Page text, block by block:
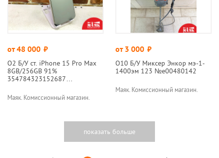
от 48 000 руб.
О2 Б/У ст. iPhone 15 Pro Max
8GB/256GB 91%
354784323152687
Маяк. Комиссионный магазин.
от 3 000 руб.
О10 Б/У Миксер Энкор мэ-1-
1400эм 123 №e00480142
Маяк. Комиссионный магазин.